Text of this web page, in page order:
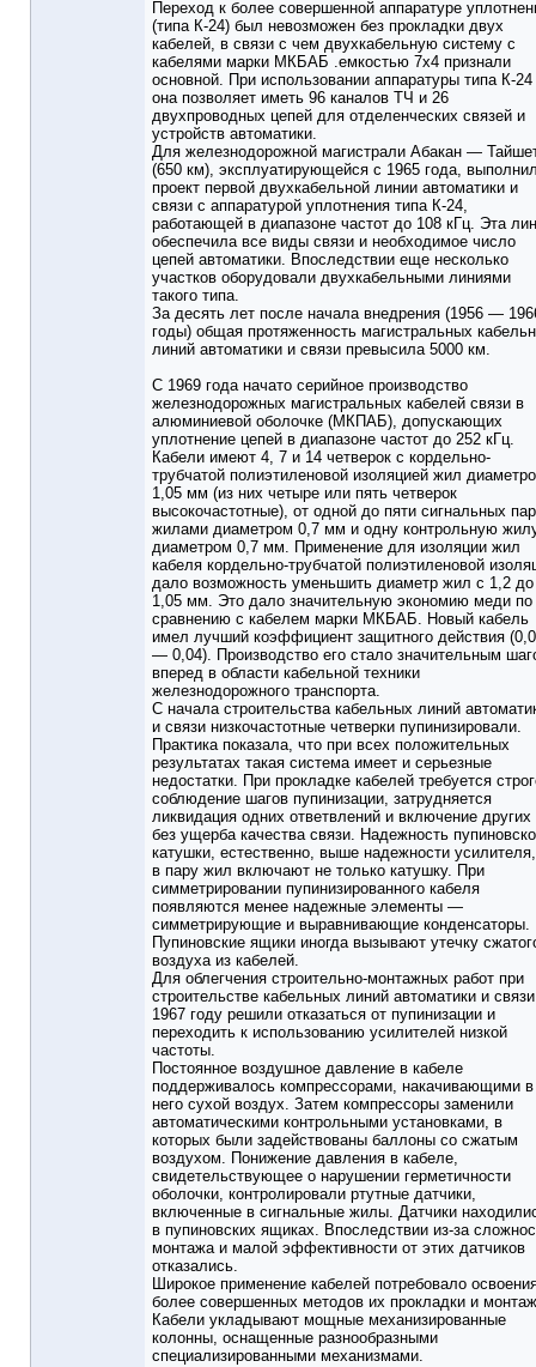
Переход к более совершенной аппаратуре
(типа К-24) был невозможен без прокладки двух
кабелей, в связи с чем двухкабельную систему с
кабелями марки МКБАБ .емкостью 7х4 признали
основной. При использовании аппаратуры типа К-24
она позволяет иметь 96 каналов ТЧ и 26
двухпроводных цепей для отделенческих связей и
устройств автоматики.
Для железнодорожной магистрали Абакан —
(650 км), эксплуатирующейся с 1965 года,
проект первой двухкабельной линии автоматики и
связи с аппаратурой уплотнения типа К-24,
работающей в диапазоне частот до 108 кГц. Эта
обеспечила все виды связи и необходимое число
цепей автоматики. Впоследствии еще несколько
участков оборудовали двухкабельными линиями
такого типа.
За десять лет после начала внедрения (1956 —
годы) общая протяженность магистральных
линий автоматики и связи превысила 5000 км.
С 1969 года начато серийное производство
железнодорожных магистральных кабелей связи в
алюминиевой оболочке (МКПАБ), допускающих
уплотнение цепей в диапазоне частот до 252 кГц.
Кабели имеют 4, 7 и 14 четверок с кордельно-
трубчатой полиэтиленовой изоляцией жил
1,05 мм (из них четыре или пять четверок
высокочастотные), от одной до пяти сигнальных
жилами диаметром 0,7 мм и одну контрольную
диаметром 0,7 мм. Применение для изоляции жил
кабеля кордельно-трубчатой полиэтиленовой
дало возможность уменьшить диаметр жил с 1,2 до
1,05 мм. Это дало значительную экономию меди по
сравнению с кабелем марки МКБАБ. Новый кабель
имел лучший коэффициент защитного действия
— 0,04). Производство его стало значительным
вперед в области кабельной техники
железнодорожного транспорта.
С начала строительства кабельных линий
и связи низкочастотные четверки пупинизировали.
Практика показала, что при всех положительных
результатах такая система имеет и серьезные
недостатки. При прокладке кабелей требуется
соблюдение шагов пупинизации, затрудняется
ликвидация одних ответвлений и включение других
без ущерба качества связи. Надежность
катушки, естественно, выше надежности
в пару жил включают не только катушку. При
симметрировании пупинизированного кабеля
появляются менее надежные элементы —
симметрирующие и выравнивающие конденсаторы.
Пупиновские ящики иногда вызывают утечку
воздуха из кабелей.
Для облегчения строительно-монтажных работ при
строительстве кабельных линий автоматики и
1967 году решили отказаться от пупинизации и
переходить к использованию усилителей низкой
частоты.
Постоянное воздушное давление в кабеле
поддерживалось компрессорами, накачивающими в
него сухой воздух. Затем компрессоры заменили
автоматическими контрольными установками, в
которых были задействованы баллоны со сжатым
воздухом. Понижение давления в кабеле,
свидетельствующее о нарушении герметичности
оболочки, контролировали ртутные датчики,
включенные в сигнальные жилы. Датчики
в пупиновских ящиках. Впоследствии из-за
монтажа и малой эффективности от этих датчиков
отказались.
Широкое применение кабелей потребовало
более совершенных методов их прокладки и
Кабели укладывают мощные механизированные
колонны, оснащенные разнообразными
специализированными механизмами.